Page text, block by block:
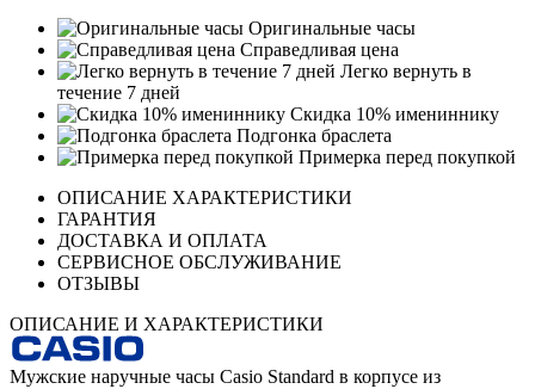
Оригинальные часы
Справедливая цена
Легко вернуть в
течение 7 дней
Скидка 10% имениннику
Подгонка браслета
Примерка перед покупкой
ОПИСАНИЕ ХАРАКТЕРИСТИКИ
ГАРАНТИЯ
ДОСТАВКА И ОПЛАТА
СЕРВИСНОЕ ОБСЛУЖИВАНИЕ
ОТЗЫВЫ
ОПИСАНИЕ И ХАРАКТЕРИСТИКИ
Мужские наручные часы Casio Standard в корпусе из